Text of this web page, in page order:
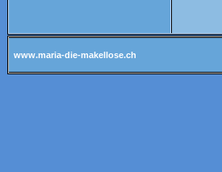
www.maria-die-makellose.ch